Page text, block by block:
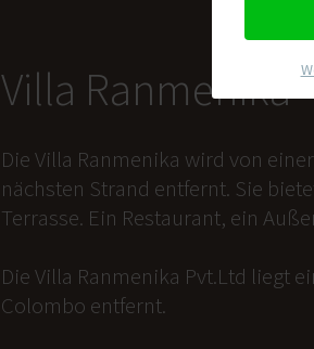
Villa Ranmenika
Die Villa Ranmenika wird von
nächsten Strand entfernt. Sie
Terrasse. Ein Restaurant, ein
Die Villa Ranmenika Pvt.Ltd liegt
Colombo entfernt.